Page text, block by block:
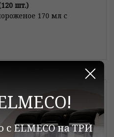
шт.)
170 мл с
с ELMECO на ТРИ